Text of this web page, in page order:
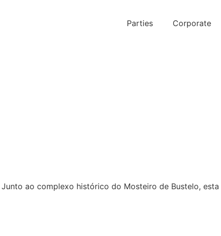
Parties Corporate
ao complexo histórico do Mosteiro de Bustelo, esta